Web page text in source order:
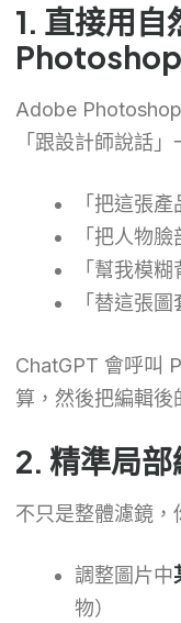
1. 直接用自
Photoshop
Adobe
「跟設計師說話
「把這張
「把人物
「幫我模
「替這張
ChatGPT 會呼叫
算，然後把編輯後
2. 精準局
不只是整體濾鏡，
調整圖片中
物）